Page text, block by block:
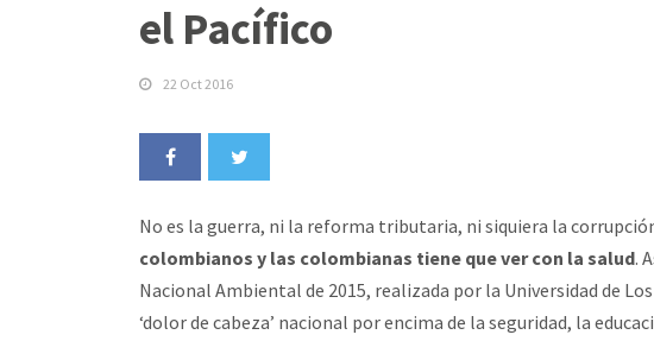
el Pacífico
22 Oct 2016
No es la guerra, ni la reforma tributaria, ni siquiera la
colombianos y las colombianas tiene que ver con la salud.
Nacional Ambiental de 2015, realizada por la Universidad de
‘dolor de cabeza’ nacional por encima de la seguridad, la